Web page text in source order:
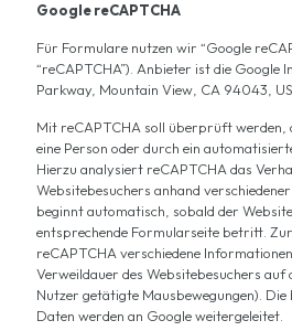
Google reCAPTCHA
Für Formulare nutzen wir “Google
“reCAPTCHA”). Anbieter ist die Google
Parkway, Mountain View, CA 94043,
Mit reCAPTCHA soll überprüft werden,
eine Person oder durch ein
Hierzu analysiert reCAPTCHA das
Websitebesuchers anhand
beginnt automatisch, sobald der
entsprechende Formularseite betritt.
reCAPTCHA verschiedene
Verweildauer des Websitebesuchers auf
Nutzer getätigte Mausbewegungen).
Daten werden an Google weitergeleitet.